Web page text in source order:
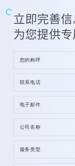
立即完善信
为您提供专